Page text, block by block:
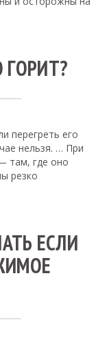
перегреть его
нельзя. … При
там, где оно
резко
ЕСЛИ